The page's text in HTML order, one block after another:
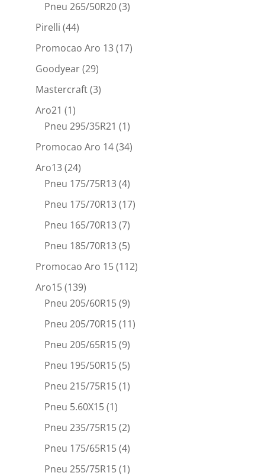
Pneu 265/50R20(3)
Pirelli (44)
Promocao Aro 13(17)
Goodyear(29)
Mastercraft(3)
Aro21 (1)
Pneu 295/35R21 (1)
Promocao Aro 14(34)
Aro13(24)
Pneu 175/75R13(4)
Pneu 175/70R13(17)
Pneu 165/70R13(7)
Pneu 185/70R13(5)
Promocao Aro 15(112)
Aro15(139)
Pneu 205/60R15(9)
Pneu 205/70R15(11)
Pneu 205/65R15(9)
Pneu 195/50R15(5)
Pneu 215/75R15(1)
Pneu 5.60X15(1)
Pneu 235/75R15(2)
Pneu 175/65R15(4)
Pneu 255/75R15(1)